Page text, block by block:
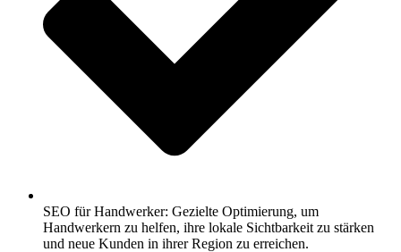
SEO für Handwerker: Gezielte Optimierung, um
Handwerkern zu helfen, ihre lokale Sichtbarkeit zu stärken
und neue Kunden in ihrer Region zu erreichen.